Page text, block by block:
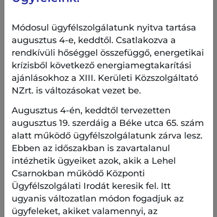
felől.
A gyalogjárdák és kerékpárutak a Csavargyár
utca Duna felőli oldalán teljes hosszban
biztosítottak maradnak, a Csavargyár és a
Mura utca közötti szűkítés, illetve a Csele utcai
csomópontban kiépülő pontszerű szűkítés
mellett.
csak a Csavargyár utca és a Meder utca között
lesz biztosított a Mura és a Meder utca közötti
szakaszon szűkített járdafelületekkel.
A Csele utcai, a Csavargyár-Úszódaru utcai,
illetve a Mura-Turóc utcai csomópontokban a
gyalogos és kerékpáros közlekedés is
biztosított marad.
A 15-ös busz számára ideiglenes buszmegállót
Módosul ügyfélszolgálatunk nyitva tartása
augusztus 4-e, keddtől. Csatlakozva a
rendkívüli hőséggel összefüggő, energetikai
krízisből következő energiamegtakarítási
ajánlásokhoz a XIII. Kerületi Közszolgáltató
NZrt. is változásokat vezet be.
Augusztus 4-én, keddtől tervezetten
augusztus 19. szerdáig a Béke utca 65. szám
alatt működő ügyfélszolgálatunk zárva lesz.
Ebben az időszakban is zavartalanul
intézhetik ügyeiket azok, akik a Lehel
Csarnokban működő Központi
Ügyfélszolgálati Irodát keresik fel. Itt
ugyanis változatlan módon fogadjuk az
ügyfeleket, akiket valamennyi, az